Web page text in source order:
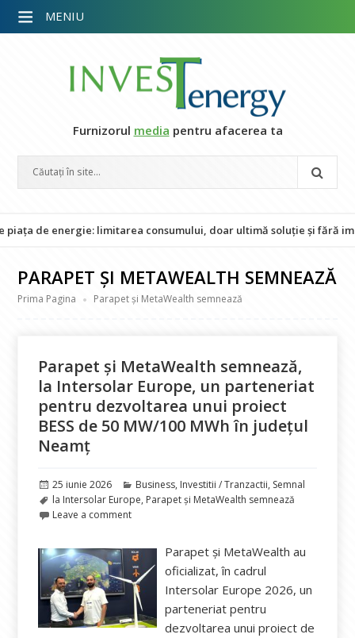
Furnizorul media pentru afacerea ta
energie: limitarea consumului, doar ultimă soluție și fără impact
PARAPET ȘI METAWEALTH SEMNEAZĂ
Prima Pagina Parapet și MetaWealth semnează
Parapet și MetaWealth semnează,
la Intersolar Europe, un parteneriat
pentru dezvoltarea unui proiect
BESS de 50 MW/100 MWh în județul
Neamț
Publicat
pe
25 iunie 2026 Categorii
Business, Investitii / Tranzactii, Semnal
Etichete
la Intersolar Europe, Parapet și MetaWealth semnează
Leave a comment
Parapet și MetaWealth au
oficializat, în cadrul
Intersolar Europe 2026, un
parteneriat pentru
dezvoltarea unui proiect de
MENIU